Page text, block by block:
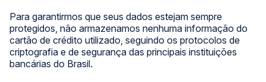
Para garantirmos que seus dados estejam sempre
protegidos, não armazenamos nenhuma informação do
cartão de crédito utilizado, seguindo os protocolos de
criptografia e de segurança das principais instituições
bancárias do Brasil.